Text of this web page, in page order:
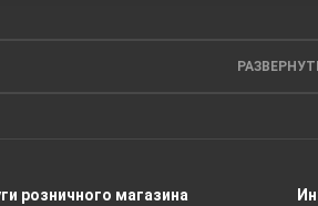
розничного магазина